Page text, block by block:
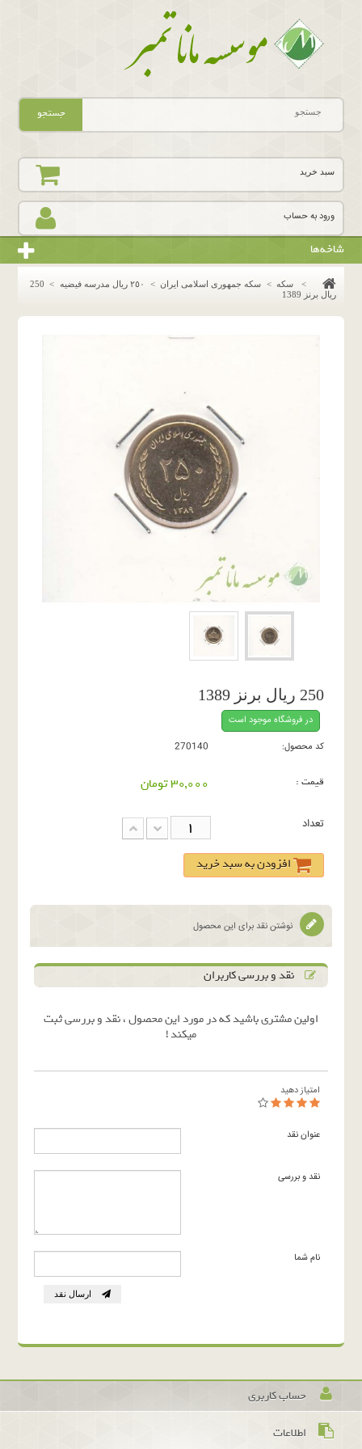
ورود به حساب
سبد خرید
جستجو
شاخه‌ها
> سکه > سکه جمهوری اسلامی ایران > ٢٥٠ ريال مدرسه فيضيه >
250
ریال برنز 1389
250 ریال برنز 1389
در فروشگاه موجود است
کد محصول:
270140
قیمت : 30,000 تومان
تعداد
افزودن به سبد خرید
نوشتن نقد برای این محصول
نقد و بررسی کاربران
اولین مشتری باشید که در مورد این محصول ، نقد و بررسی ثبت
میکند !
امتیاز دهید
عنوان نقد
نقد و بررسی
نام شما
ارسال نقد
حساب کاربری
اطلاعات